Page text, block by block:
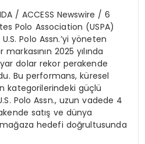
/ ACCESS Newswire / 6
Polo Association (USPA)
Polo Assn.’yi yöneten
markasının 2025 yılında
dolar rekor perakende
Bu performans, küresel
n kategorilerindeki güçlü
Polo Assn., uzun vadede 4
satış ve dünya
mağaza hedefi doğrultusunda